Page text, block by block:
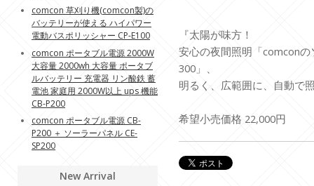
『太陽が味方！
安心の夜間照明「comcon
300」、
明るく、広範囲に、自動で
希望小売価格 22,000円
comcon 草刈り機(comcon製)の
バッテリーが使える ハイパワー
電動バスポリッシャー CP-E100
comcon ポータブル電源 2000W
大容量 2000wh 大容量 ポータブ
ルバッテリー 充電器 リン酸鉄 蓄
電池 家庭用 2000W以上 ups 機能
CB-P200
comcon ポータブル電源 CB-
P200 ＋ ソーラーパネル CE-
SP200
New Arrival